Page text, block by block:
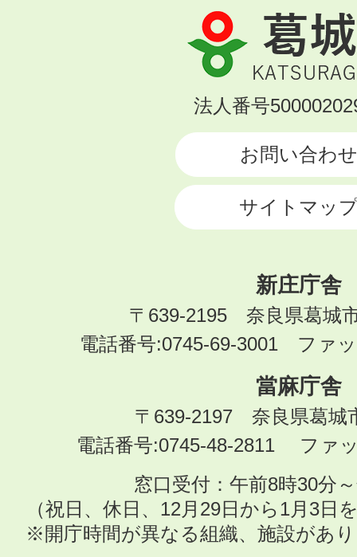
葛
城
市
KATSURAGI
法人番号
お問い合わせ
サイトマッ
新庄庁舎
〒639-2195 奈良県葛城
電話番号:0745-69-3001 ファ
當麻庁舎
〒639-2197 奈良県葛城
電話番号:0745-48-2811 ファ
窓口受付：午前8時30分
（祝日、休日、12月29日から1月3日
※開庁時間が異なる組織、施設があ